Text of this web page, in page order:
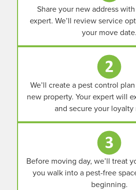
Share your new address
expert. We’ll review service
your move date.
We’ll create a pest control
new property. Your expert will
and secure your loyalty
Before moving day, we’ll treat
you walk into a pest-free
beginning.